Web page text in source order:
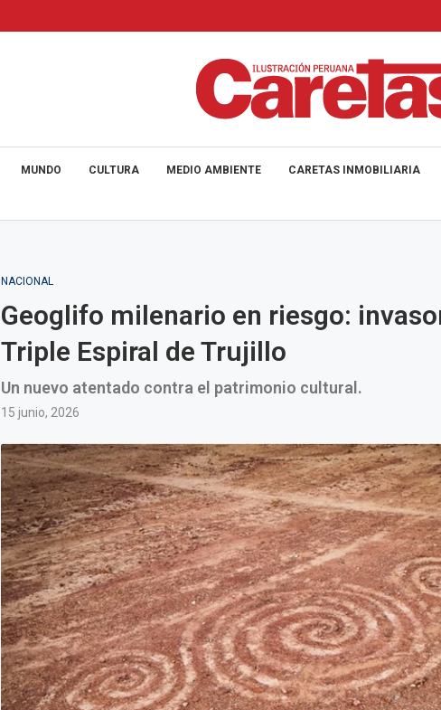
MUNDO CULTURA MEDIO AMBIENTE CARETAS INMOBILIARIA
NACIONAL
Geoglifo milenario en riesgo:
Triple Espiral de Trujillo
Un nuevo atentado contra el patrimonio cultural.
15 junio, 2026